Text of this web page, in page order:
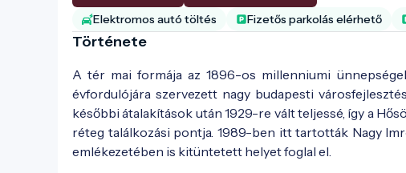
Elektromos autó töltés Fizetős parkolás elérhető
Története
A tér mai formája az 1896-os millenniumi
évfordulójára szervezett nagy budapesti
későbbi átalakítások után 1929-re vált teljessé, így a
réteg találkozási pontja. 1989-ben itt tartották Nagy
emlékezetében is kitüntetett helyet foglal el.
A tér a 19-20. század fordulóján - Fotó:régi képeslap